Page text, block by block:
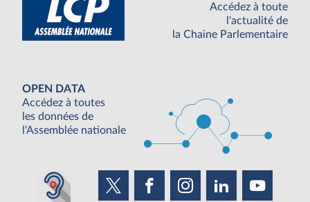
Accédez à toute
l'actualité de
la Chaine Parlementaire
OPEN DATA
Accédez à toutes
les données de
l'Assemblée nationale